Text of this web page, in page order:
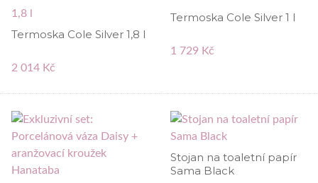
Termoska Cole Silver 1,8 l
2 014 Kč
Termoska Cole Silver 1 l
1 729 Kč
Stojan na toaletní papír
Sama Black